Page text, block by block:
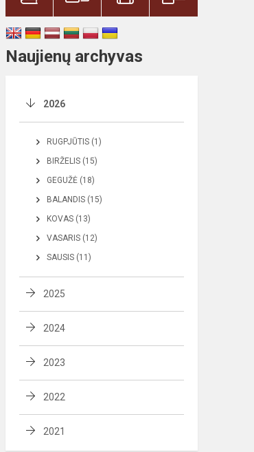
Naujienų archyvas
2026
RUGPJŪTIS (1)
BIRŽELIS (15)
GEGUŽĖ (18)
BALANDIS (15)
KOVAS (13)
VASARIS (12)
SAUSIS (11)
2025
2024
2023
2022
2021